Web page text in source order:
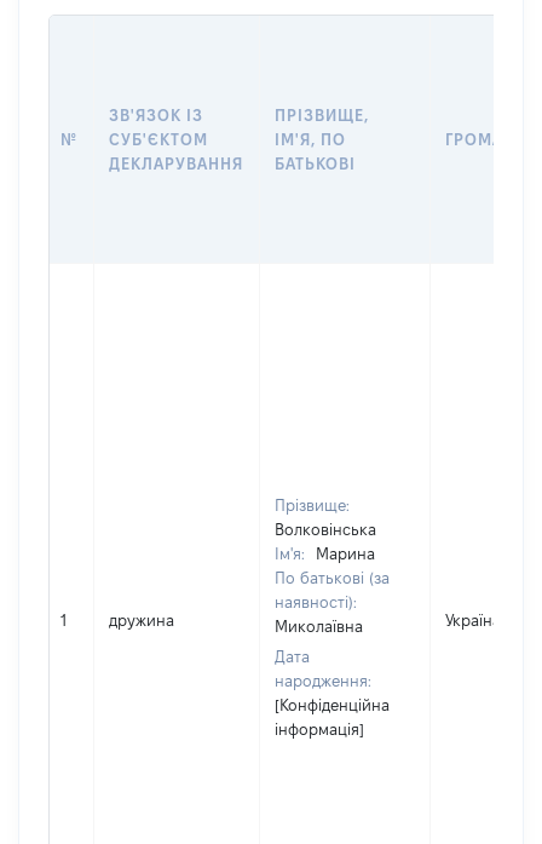
№
ЗВ'ЯЗОК ІЗ
СУБ'ЄКТОМ
ДЕКЛАРУВАННЯ
ПРІЗВИЩЕ,
ІМ'Я, ПО
БАТЬКОВІ
1 дружина
Прізвище:
Волковінська
Ім'я:
Марина
По батькові (за
наявності):
Миколаївна
Дата
народження:
[Конфіденційна
інформація]
Україна